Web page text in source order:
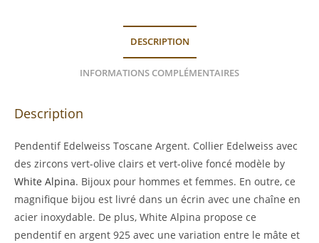
DESCRIPTION
INFORMATIONS COMPLÉMENTAIRES
Description
Pendentif Edelweiss Toscane Argent. Collier Edelweiss avec
des zircons vert-olive clairs et vert-olive foncé modèle by
White Alpina. Bijoux pour hommes et femmes. En outre, ce
magnifique bijou est livré dans un écrin avec une chaîne en
acier inoxydable. De plus, White Alpina propose ce
pendentif en argent 925 avec une variation entre le mâte et